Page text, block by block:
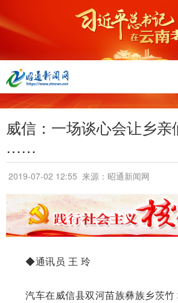
威信：一场谈心会让乡亲
……
2019-07-02 12:55 来源：昭通新闻网
◆通讯员 王 玲
汽车在威信县双河苗族彝族乡茨